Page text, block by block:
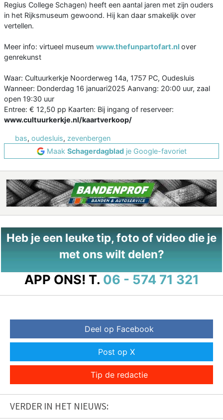
Regius College Schagen) heeft een aantal jaren met zijn ouders
in het Rijksmuseum gewoond. Hij kan daar smakelijk over
vertellen.
Meer info: virtueel museum www.thefunpartofart.nl over
genrekunst
Waar: Cultuurkerkje Noorderweg 14a, 1757 PC, Oudesluis
Wanneer: Donderdag 16 januari2025 Aanvang: 20:00 uur, zaal
open 19:30 uur
Entree: € 12,50 pp Kaarten: Bij ingang of reserveer:
www.cultuurkerkje.nl/kaartverkoop/
bas, oudesluis, zevenbergen
Maak Schagerdagbladje Google-favoriet
Heb je een leuke tip, foto of video die je
met ons wilt delen?
APP ONS! T. 06 - 574 71 321
Deel op Facebook
Post op X
Tip de redactie
VERDER IN HET NIEUWS: